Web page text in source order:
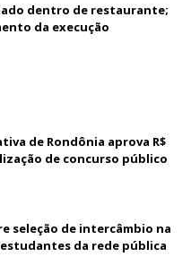
dentro de restaurante;
da execução
de Rondônia aprova R$
de concurso público
seleção de intercâmbio na
da rede pública